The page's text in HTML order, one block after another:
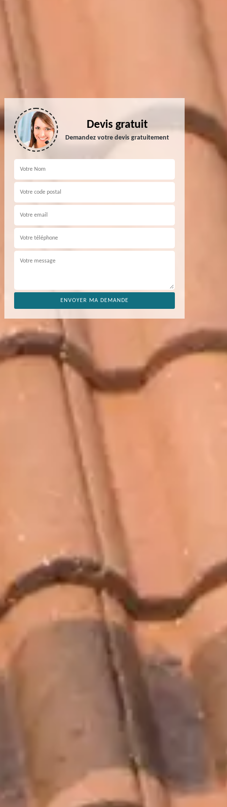
Devis gratuit
Demandez votre devis gratuitement